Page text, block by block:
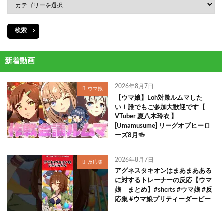
検索
新着動画
ウマ娘 2026年8月7日
【ウマ娘】Loh対策ルムマした
い！誰でもご参加大歓迎です【
VTuber 夏八木玲衣 】
[Umamusume] リーグオブヒーロ
ーズ8月🍻
反応集 2026年8月7日
アグネスタキオンはまあまあある
に対するトレーナーの反応【ウマ
娘 まとめ】#shorts #ウマ娘 #反
応集 #ウマ娘プリティーダービー